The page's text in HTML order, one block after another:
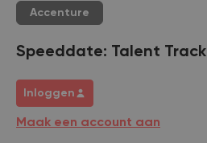
Accenture
Speeddate: Talent Track
Inloggen
Maak een account aan